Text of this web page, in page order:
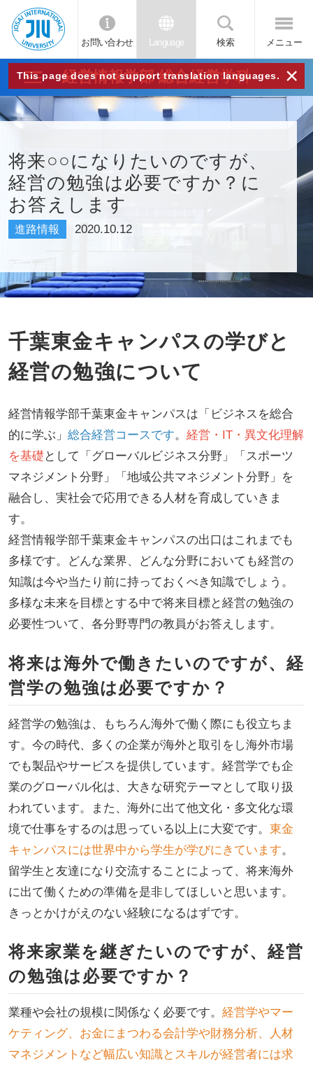
JIU
城西
国際
大学
お問い合わせ Language 検索 メニュー
This page does not support translation languages. ×
経営情報学部 総合経営学科
将来○○になりたいのですが、
経営の勉強は必要ですか？に
お答えします
進路情報 2020.10.12
千葉東金キャンパスの学びと
経営の勉強について
経営情報学部千葉東金キャンパスは 「ビジネスを総合
的に学ぶ」 総合経営コースです。 経営・IT・異文化理解
を基礎 として「グローバルビジネス分野」「スポーツ
マネジメント分野」「地域公共マネジメント分野」を
融合し、実社会で応用できる人材を育成していきま
す。
経営情報学部千葉東金キャンパスの出口はこれまでも
多様です。どんな業界、どんな分野においても経営の
知識は今や当たり前に持っておくべき知識でしょう。
多様な未来を目標とする中で将来目標と経営の勉強の
必要性ついて、各分野専門の教員がお答えします。
将来は海外で働きたいのですが、経
営学の勉強は必要ですか？
経営学の勉強は、もちろん海外で働く際にも役立ちま
す。今の時代、多くの企業が海外と取引をし海外市場
でも製品やサービスを提供しています。経営学でも企
業のグローバル化は、大きな研究テーマとして取り扱
われています。また、海外に出て他文化・多文化な環
境で仕事をするのは思っている以上に大変です。 東金
キャンパスには世界中から学生が学びにきています。
留学生と友達になり交流することによって、将来海外
に出て働くための準備を是非してほしいと思います。
きっとかけがえのない経験になるはずです。
将来家業を継ぎたいのですが、経営
の勉強は必要ですか？
業種や会社の規模に関係なく必要です。 経営学やマー
ケティング、お金にまつわる会計学や財務分析、人材
マネジメントなど幅広い知識とスキルが経営者には求